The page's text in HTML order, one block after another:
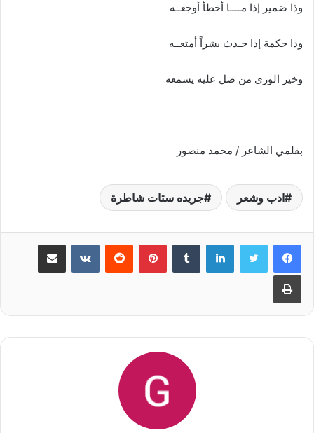
وذا ضمير إذا مــــا أخطأ أوجعــه
وذا حكمة إذا حـدث بشراً أمتعــه
وخير الورى من صل عليه يسمعه
بقلمي الشاعر / محمد منصور
ادب وشعر جريده ستات شاطرة
لينكدإن بينتيريست